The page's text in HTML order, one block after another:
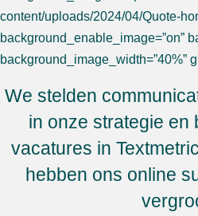
content/uploads/2024/04/Quote-
background_enable_image=”on”
background_image_width=”40%”
We stelden
in onze strategie en
vacatures in
hebben ons online